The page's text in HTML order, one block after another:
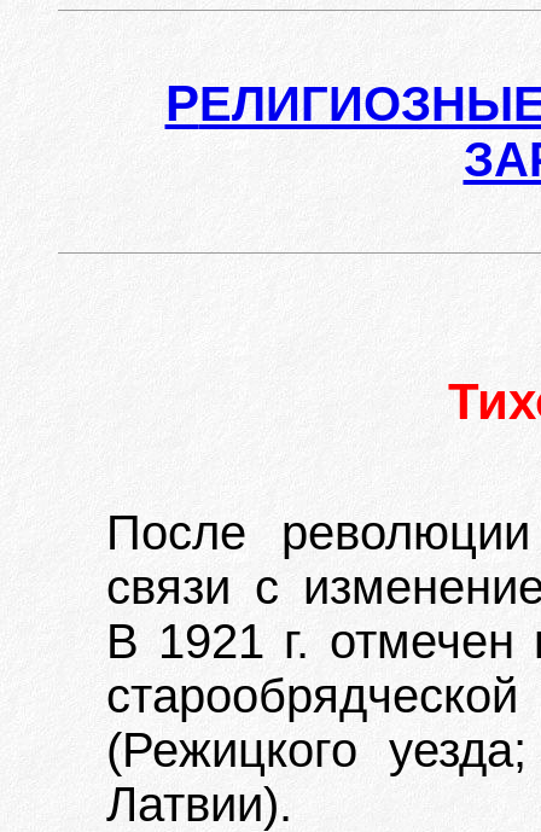
Р
После
связи с
В 1921 г. отмечен
(Режицкого
Латвии).